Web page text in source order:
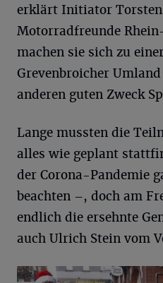
erklärt Initiator
Motorradfreunde
machen sie sich zu
Grevenbroicher
anderen guten Zweck
Lange mussten die
alles wie geplant
der Corona-Pandemie
beachten –, doch am
endlich die ersehnte
auch Ulrich Stein vom